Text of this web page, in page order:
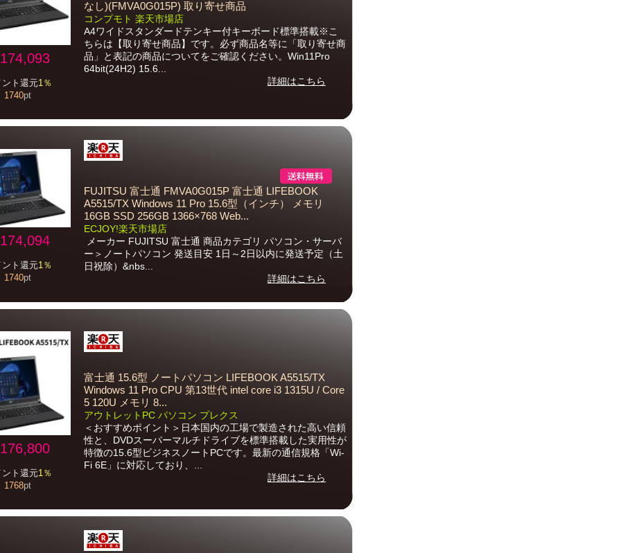
ト還元1％
1740pt
なし)(FMVA0G015P) 取り寄せ商品
コンプモト 楽天市場店
A4ワイドスタンダードテンキー付キーボード標準搭載※こ
ちらは【取り寄せ商品】です。必ず商品名等に「取り寄せ商
品」と表記の商品についてをご確認ください。Win11Pro
64bit(24H2) 15.6...
詳細はこちら
ト還元1％
1740pt
FUJITSU 富士通 FMVA0G015P 富士通 LIFEBOOK
A5515/TX Windows 11 Pro 15.6型（インチ） メモリ
16GB SSD 256GB 1366×768 Web...
ECJOY!楽天市場店
メーカー FUJITSU 富士通 商品カテゴリ パソコン・サーバ
ー＞ノートパソコン 発送目安 1日～2日以内に発送予定（土
日祝除）&nbs...
詳細はこちら
ト還元1％
1768pt
富士通 15.6型 ノートパソコン LIFEBOOK A5515/TX
Windows 11 Pro CPU 第13世代 intel core i3 1315U / Core
5 120U メモリ 8...
アウトレットPC パソコン プレクス
＜おすすめポイント＞日本国内の工場で製造された高い信頼
性と、DVDスーパーマルチドライブを標準搭載した実用性が
特徴の15.6型ビジネスノートPCです。最新の通信規格「Wi-
Fi 6E」に対応しており、...
詳細はこちら